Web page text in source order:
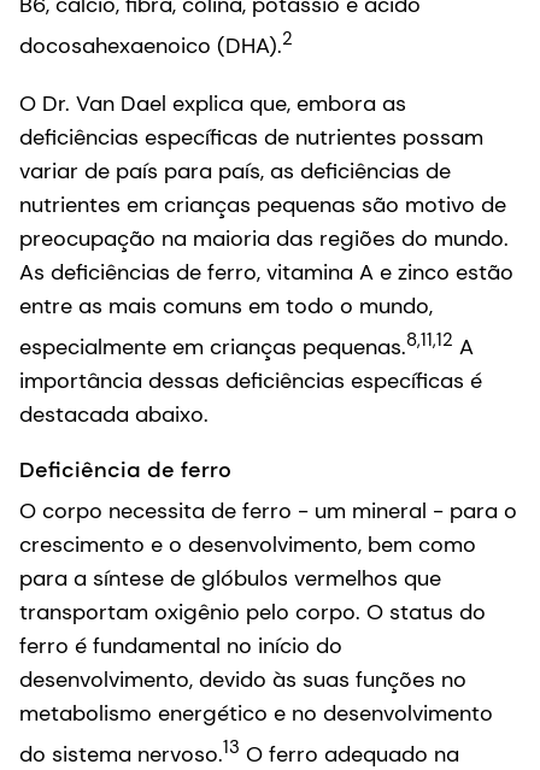
docosahexaenoico (DHA).2
O Dr. Van Dael explica que, embora as
deficiências específicas de nutrientes possam
variar de país para país, as deficiências de
nutrientes em crianças pequenas são motivo de
preocupação na maioria das regiões do mundo.
As deficiências de ferro, vitamina A e zinco estão
entre as mais comuns em todo o mundo,
especialmente em crianças pequenas.8,11,12 A
importância dessas deficiências específicas é
destacada abaixo.
Deficiência de ferro
O corpo necessita de ferro - um mineral - para o
crescimento e o desenvolvimento, bem como
para a síntese de glóbulos vermelhos que
transportam oxigênio pelo corpo. O status do
ferro é fundamental no início do
desenvolvimento, devido às suas funções no
metabolismo energético e no desenvolvimento
do sistema nervoso.13 O ferro adequado na